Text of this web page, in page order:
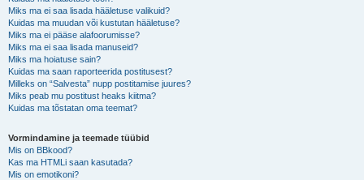
Miks ma ei saa lisada hääletuse valikuid?
Kuidas ma muudan või kustutan hääletuse?
Miks ma ei pääse alafoorumisse?
Miks ma ei saa lisada manuseid?
Miks ma hoiatuse sain?
Kuidas ma saan raporteerida postitusest?
Milleks on “Salvesta” nupp postitamise juures?
Miks peab mu postitust heaks kiitma?
Kuidas ma tõstatan oma teemat?
Vormindamine ja teemade tüübid
Mis on BBkood?
Kas ma HTMLi saan kasutada?
Mis on emotikoni?